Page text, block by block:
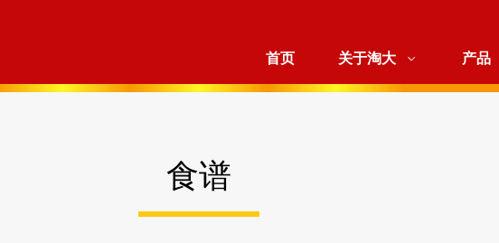
首页 关于淘大 产品
食谱